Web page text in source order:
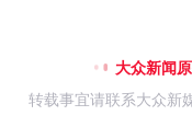
大众新闻
转载事宜请联系大众